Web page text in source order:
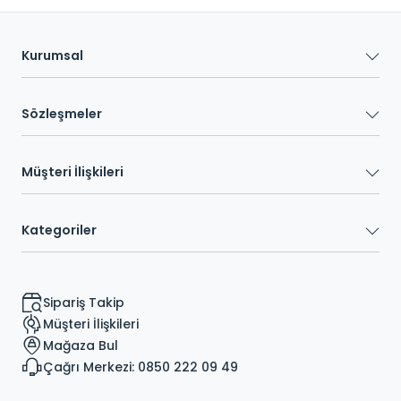
Kurumsal
Sözleşmeler
Müşteri İlişkileri
Kategoriler
Sipariş Takip
Müşteri İlişkileri
Mağaza Bul
Çağrı Merkezi: 0850 222 09 49